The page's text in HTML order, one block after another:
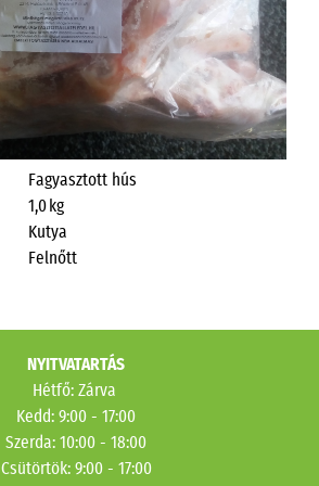
Fagyasztott hús
1,0 kg
Kutya
Felnőtt
NYITVATARTÁS
Hétfő: Zárva
Kedd: 9:00 - 17:00
Szerda: 10:00 - 18:00
Csütörtök: 9:00 - 17:00